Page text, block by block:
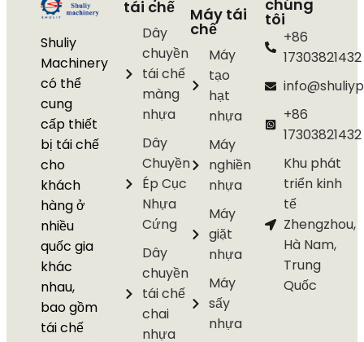
Shuliy
Machinery
có thể
cung
cấp thiết
bị tái chế
cho
khách
hàng ở
nhiều
quốc gia
khác
nhau,
bao gồm
tái chế
tái chế
Dây
chuyền
tái chế
màng
nhựa
Dây
Chuyền
Ép Cục
Nhựa
Cứng
Dây
chuyền
tái chế
chai
nhựa
Máy tái
chế
Máy
tạo
hạt
nhựa
Máy
nghiền
nhựa
Máy
giặt
nhựa
Máy
sấy
nhựa
chúng
tôi
+86
17303821432
+86
17303821432
Khu phát
triển kinh
tế
Zhengzhou,
Hà Nam,
Trung
Quốc